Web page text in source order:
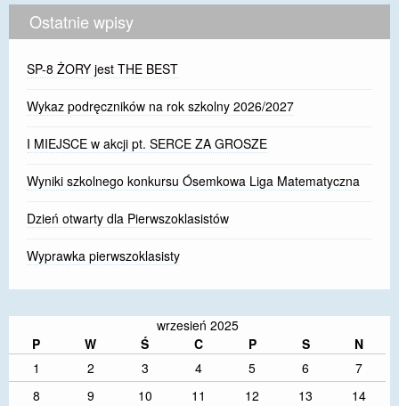
Ostatnie wpisy
SP-8 ŻORY jest THE BEST
Wykaz podręczników na rok szkolny 2026/2027
I MIEJSCE w akcji pt. SERCE ZA GROSZE
Wyniki szkolnego konkursu Ósemkowa Liga Matematyczna
Dzień otwarty dla Pierwszoklasistów
Wyprawka pierwszoklasisty
wrzesień 2025
P
W Ś C P S
N
1
2 3 4 5 6
7
8
9 10 11 12 13
14